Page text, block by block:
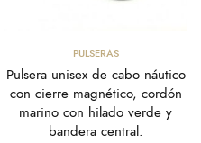
Añadir al carrito
PULSERAS
Pulsera unisex de cabo náutico
con cierre magnético, cordón
marino con hilado verde y
bandera central.